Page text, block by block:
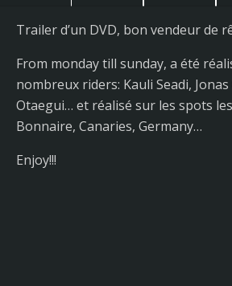
Trailer d’un DVD, bon vendeur de
From monday till sunday, a été
nombreux riders: Kauli Seadi,
Otaegui… et réalisé sur les spots
Bonnaire, Canaries, Germany…
Enjoy!!!